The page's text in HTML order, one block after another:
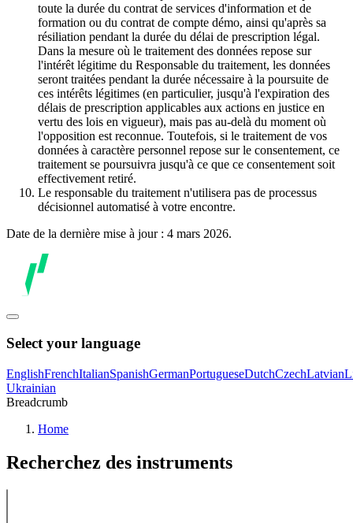
toute la durée du contrat de services d'information et de
formation ou du contrat de compte démo, ainsi qu'après sa
résiliation pendant la durée du délai de prescription légal.
Dans la mesure où le traitement des données repose sur
l'intérêt légitime du Responsable du traitement, les données
seront traitées pendant la durée nécessaire à la poursuite de
ces intérêts légitimes (en particulier, jusqu'à l'expiration des
délais de prescription applicables aux actions en justice en
vertu des lois en vigueur), mais pas au-delà du moment où
l'opposition est reconnue. Toutefois, si le traitement de vos
données à caractère personnel repose sur le consentement, ce
traitement se poursuivra jusqu'à ce que ce consentement soit
effectivement retiré.
Le responsable du traitement n'utilisera pas de processus
décisionnel automatisé à votre encontre.
Date de la dernière mise à jour : 4 mars 2026.
Select your language
EnglishFrenchItalianSpanishGermanPortugueseDutchCzechLatvian
Ukrainian
Breadcrumb
Home
Recherchez des instruments